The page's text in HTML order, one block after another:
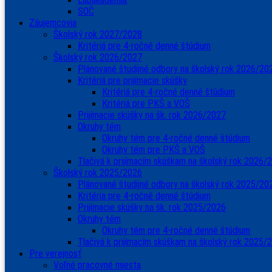
SOČ
Záujemcovia
Školský rok 2027/2028
Kritériá pre 4-ročné denné štúdium
Školský rok 2026/2027
Plánované študijné odbory na školský rok 2026/
Kritériá pre prijímacie skúšky
Kritériá pre 4-ročné denné štúdium
Kritériá pre PKŠ a VOŠ
Prijímacie skúšky na šk. rok 2026/2027
Okruhy tém
Okruhy tém pre 4-ročné denné štúdium
Okruhy tém pre PKŠ a VOŠ
Tlačivá k prijímacím skúškam na školský rok 2026/
Školský rok 2025/2026
Plánované študijné odbory na školský rok 2025/
Kritéria pre 4-ročné denné štúdium
Prijímacie skúšky na šk. rok 2025/2026
Okruhy tém
Okruhy tém pre 4-ročné denné štúdium
Tlačivá k prijímacím skúškam na školský rok 2025/
Pre verejnosť
Voľné pracovné miesta